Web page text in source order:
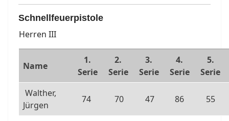
Schnellfeuerpistole
Herren III
Name
1.
Serie
2.
Serie
3.
Serie
4.
Serie
5.
Serie
Walther,
Jürgen
74 70 47 86 55